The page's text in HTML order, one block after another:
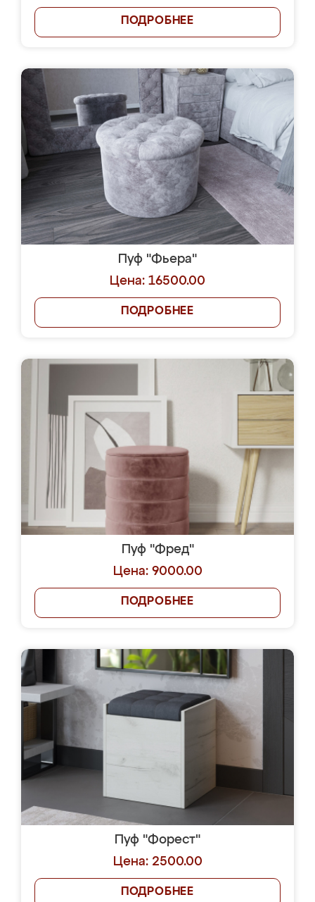
ПОДРОБНЕЕ
Пуф "Фьера"
Цена: 16500.00
ПОДРОБНЕЕ
Пуф "Фред"
Цена: 9000.00
ПОДРОБНЕЕ
Пуф "Форест"
Цена: 2500.00
ПОДРОБНЕЕ